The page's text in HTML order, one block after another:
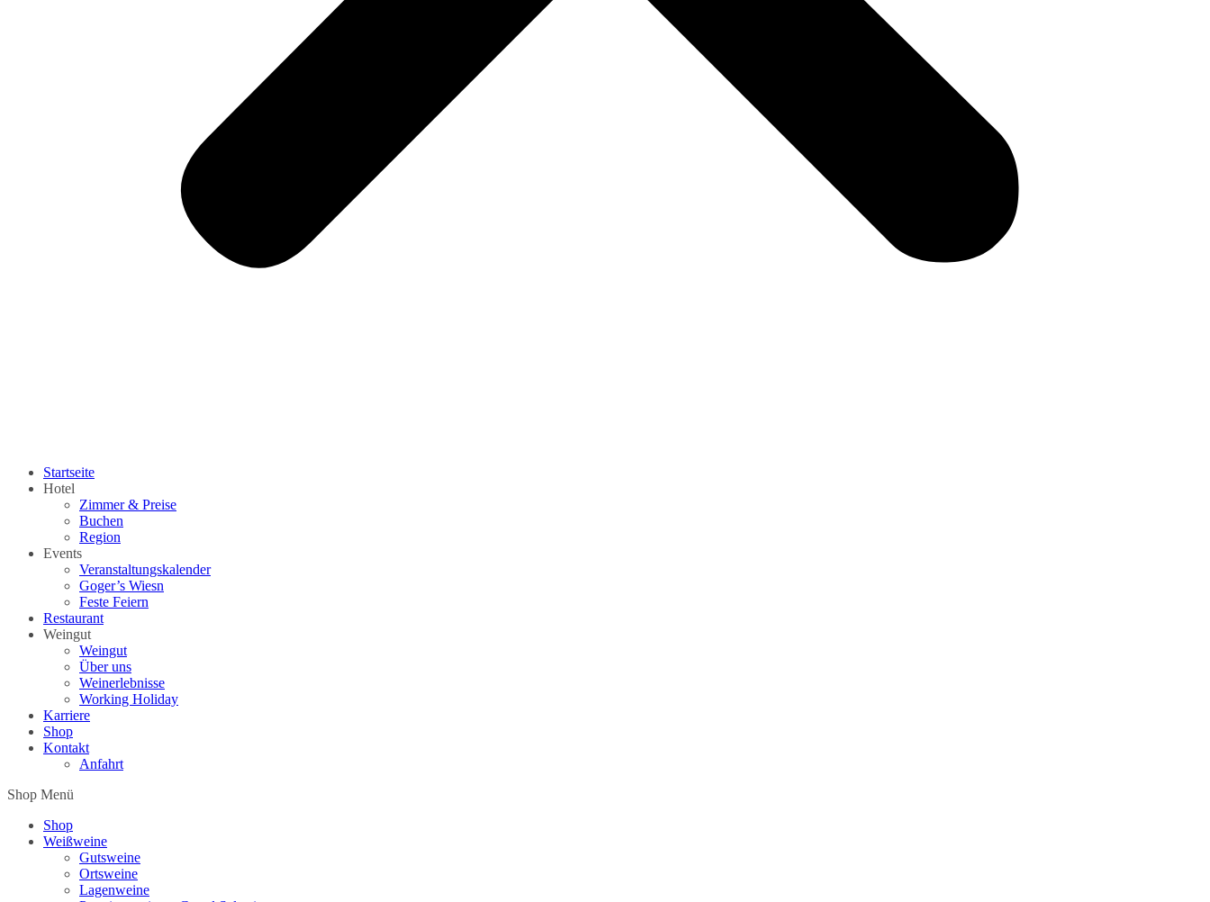
Startseite
Hotel
Zimmer & Preise
Buchen
Region
Events
Veranstaltungskalender
Goger’s Wiesn
Feste Feiern
Restaurant
Weingut
Weingut
Über uns
Weinerlebnisse
Working Holiday
Karriere
Shop
Kontakt
Anfahrt
Shop Menü
Shop
Weißweine
Gutsweine
Ortsweine
Lagenweine